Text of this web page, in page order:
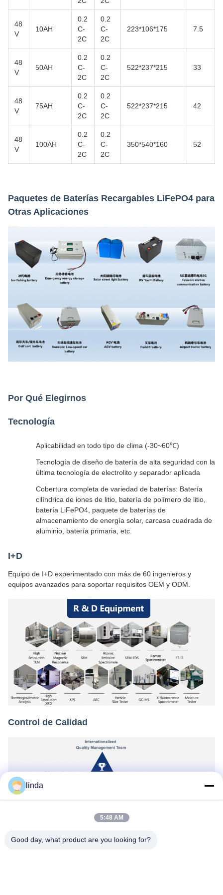
48
V
10AH
0.2
C-
2C
0.2
C-
2C
223*106*175 7.5
48
V
50AH
0.2
C-
2C
0.2
C-
2C
522*237*215 33
48
V
75AH
0.2
C-
2C
0.2
C-
2C
522*237*215 42
48
V
100AH
0.2
C-
2C
0.2
C-
2C
350*540*160 52
Paquetes de Baterías Recargables LiFePO4 para
Otras Aplicaciones
Por Qué Elegirnos
Tecnología
Aplicabilidad en todo tipo de clima (-30~60℃)
Tecnología de diseño de batería de alta seguridad con la
última tecnología de electrolito y separador aplicada
Cobertura completa de variedad de baterías: Batería
cilíndrica de iones de litio, batería de polímero de litio,
batería LiFePO4, paquete de baterías de
almacenamiento de energía solar, carcasa cuadrada de
aluminio, batería primaria, etc.
I+D
Equipo de I+D experimentado con más de 60 ingenieros y
equipos avanzados para soportar requisitos OEM y ODM.
Control de Calidad
linda
5:48 AM
Good day, what product are you looking for?